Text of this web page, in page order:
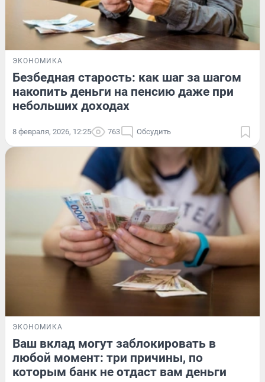
ЭКОНОМИКА
Безбедная старость: как шаг за шагом
накопить деньги на пенсию даже при
небольших доходах
8 февраля, 2026, 12:25 763 Обсудить
ЭКОНОМИКА
Ваш вклад могут заблокировать в
любой момент: три причины, по
которым банк не отдаст вам деньги